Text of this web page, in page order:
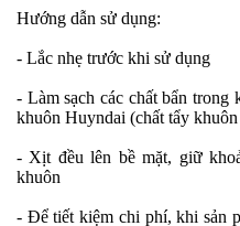
Hướng dẫn sử dụng:
- Lắc nhẹ trước khi sử dụng
- Làm sạch các chất bẩn trong
khuôn Huyndai (chất tẩy
- Xịt đều lên bề mặt, giữ
khuôn
- Để tiết kiệm chi phí, khi sản